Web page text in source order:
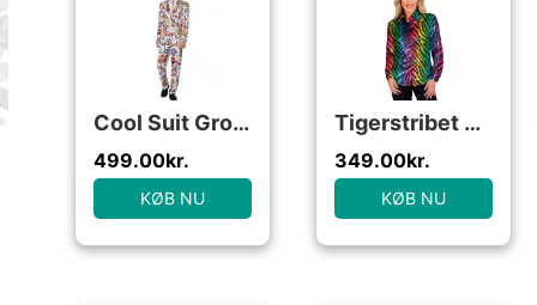
Cool Suit Groovy Kostume
499.00kr.
KØB NU
Tigerstribet Pailletskjorte Regnbue
349.00kr.
KØB NU